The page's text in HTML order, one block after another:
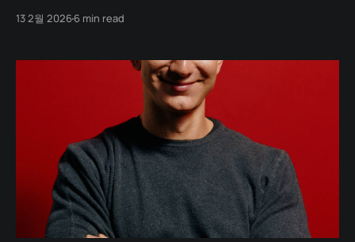
하지만 그의 시작은 화려한 영웅이 아니라, 지독하게 외롭
맞고, 집에서는 아버지의 폭언에 시달려야 했던 아이. 그 아
13 2월 20266 min read